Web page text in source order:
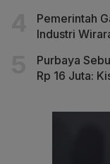
Pemerintah
Industri
Purbaya
Rp 16 Juta: